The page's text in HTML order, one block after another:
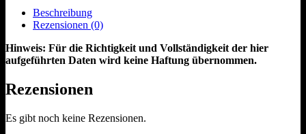
Beschreibung
Rezensionen (0)
Hinweis: Für die Richtigkeit und Vollständigkeit der hier
aufgeführten Daten wird keine Haftung übernommen.
Rezensionen
Es gibt noch keine Rezensionen.